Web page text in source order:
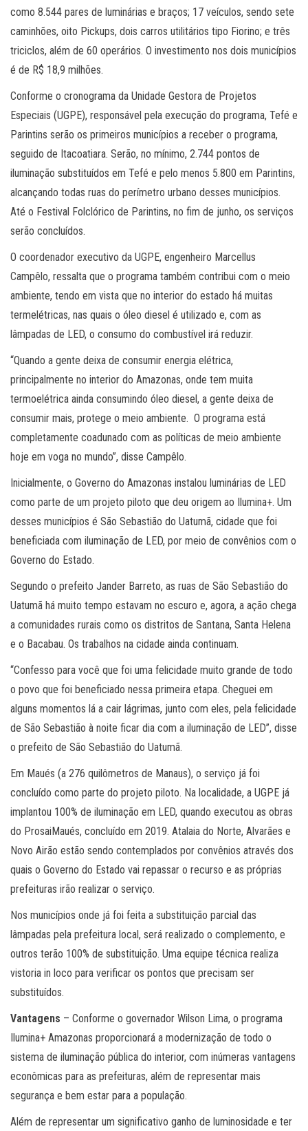
como 8.544 pares de luminárias e braços; 17 veículos, sendo sete
caminhões, oito Pickups, dois carros utilitários tipo Fiorino; e três
triciclos, além de 60 operários. O investimento nos dois municípios
é de R$ 18,9 milhões.
Conforme o cronograma da Unidade Gestora de Projetos
Especiais (UGPE), responsável pela execução do programa, Tefé e
Parintins serão os primeiros municípios a receber o programa,
seguido de Itacoatiara. Serão, no mínimo, 2.744 pontos de
iluminação substituídos em Tefé e pelo menos 5.800 em Parintins,
alcançando todas ruas do perímetro urbano desses municípios.
Até o Festival Folclórico de Parintins, no fim de junho, os serviços
serão concluídos.
O coordenador executivo da UGPE, engenheiro Marcellus
Campêlo, ressalta que o programa também contribui com o meio
ambiente, tendo em vista que no interior do estado há muitas
termelétricas, nas quais o óleo diesel é utilizado e, com as
lâmpadas de LED, o consumo do combustível irá reduzir.
“Quando a gente deixa de consumir energia elétrica,
principalmente no interior do Amazonas, onde tem muita
termoelétrica ainda consumindo óleo diesel, a gente deixa de
consumir mais, protege o meio ambiente. O programa está
completamente coadunado com as políticas de meio ambiente
hoje em voga no mundo”, disse Campêlo.
Inicialmente, o Governo do Amazonas instalou luminárias de LED
como parte de um projeto piloto que deu origem ao Ilumina+. Um
desses municípios é São Sebastião do Uatumã, cidade que foi
beneficiada com iluminação de LED, por meio de convênios com o
Governo do Estado.
Segundo o prefeito Jander Barreto, as ruas de São Sebastião do
Uatumã há muito tempo estavam no escuro e, agora, a ação chega
a comunidades rurais como os distritos de Santana, Santa Helena
e o Bacabau. Os trabalhos na cidade ainda continuam.
“Confesso para você que foi uma felicidade muito grande de todo
o povo que foi beneficiado nessa primeira etapa. Cheguei em
alguns momentos lá a cair lágrimas, junto com eles, pela felicidade
de São Sebastião à noite ficar dia com a iluminação de LED”, disse
o prefeito de São Sebastião do Uatumã.
Em Maués (a 276 quilômetros de Manaus), o serviço já foi
concluído como parte do projeto piloto. Na localidade, a UGPE já
implantou 100% de iluminação em LED, quando executou as obras
do ProsaiMaués, concluído em 2019. Atalaia do Norte, Alvarães e
Novo Airão estão sendo contemplados por convênios através dos
quais o Governo do Estado vai repassar o recurso e as próprias
prefeituras irão realizar o serviço.
Nos municípios onde já foi feita a substituição parcial das
lâmpadas pela prefeitura local, será realizado o complemento, e
outros terão 100% de substituição. Uma equipe técnica realiza
vistoria in loco para verificar os pontos que precisam ser
substituídos.
Vantagens – Conforme o governador Wilson Lima, o programa
Ilumina+ Amazonas proporcionará a modernização de todo o
sistema de iluminação pública do interior, com inúmeras vantagens
econômicas para as prefeituras, além de representar mais
segurança e bem estar para a população.
Além de representar um significativo ganho de luminosidade e ter